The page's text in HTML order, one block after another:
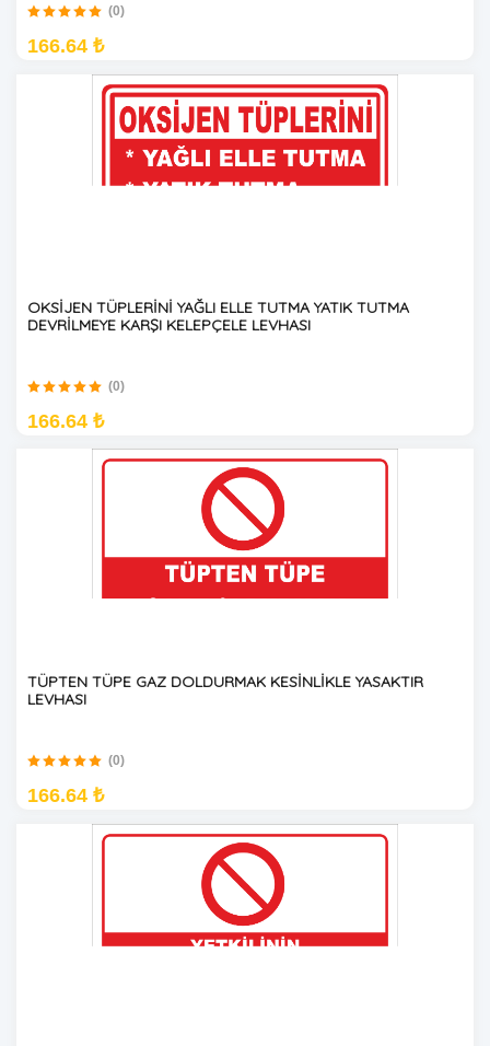
(0)
166.64 ₺
OKSİJEN TÜPLERİNİ YAĞLI ELLE TUTMA YATIK TUTMA
DEVRİLMEYE KARŞI KELEPÇELE LEVHASI
(0)
166.64 ₺
TÜPTEN TÜPE GAZ DOLDURMAK KESİNLİKLE YASAKTIR
LEVHASI
(0)
166.64 ₺